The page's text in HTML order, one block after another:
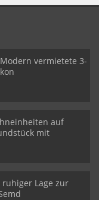
vermietete 3-
auf
mit
Lage zur